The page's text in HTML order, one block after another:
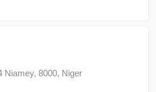
Niamey, 8000, Niger